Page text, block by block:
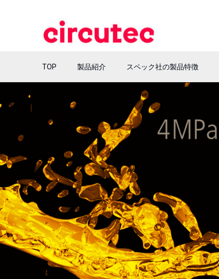
TOP 製品紹介 スペック社の製品特徴